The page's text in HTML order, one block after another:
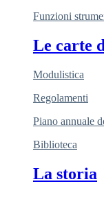
Funzioni
Le carte
Modulistica
Regolamenti
Piano annuale
Biblioteca
La storia